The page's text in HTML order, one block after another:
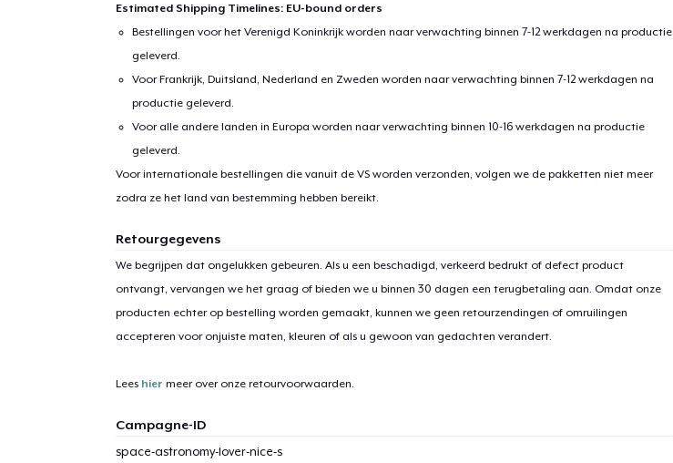
Estimated Shipping Timelines: EU-bound orders
Bestellingen voor het Verenigd Koninkrijk worden naar verwachting binnen 7-12 werkdagen na productie
geleverd.
Voor Frankrijk, Duitsland, Nederland en Zweden worden naar verwachting binnen 7-12 werkdagen na
productie geleverd.
Voor alle andere landen in Europa worden naar verwachting binnen 10-16 werkdagen na productie
geleverd.
Voor internationale bestellingen die vanuit de VS worden verzonden, volgen we de pakketten niet meer
zodra ze het land van bestemming hebben bereikt.
Retourgegevens
We begrijpen dat ongelukken gebeuren. Als u een beschadigd, verkeerd bedrukt of defect product
ontvangt, vervangen we het graag of bieden we u binnen 30 dagen een terugbetaling aan. Omdat onze
producten echter op bestelling worden gemaakt, kunnen we geen retourzendingen of omruilingen
accepteren voor onjuiste maten, kleuren of als u gewoon van gedachten verandert.
Lees hier meer over onze retourvoorwaarden.
Campagne-ID
space-astronomy-lover-nice-s